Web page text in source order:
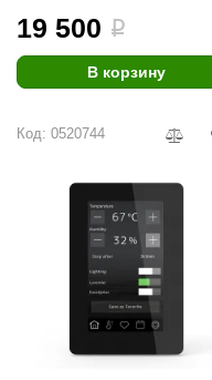
19 500 i
В корзину
Код: 0520744